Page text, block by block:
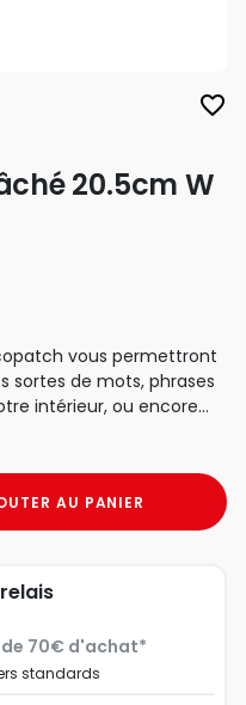
favorite_border
20.5cm W
vous permettront
sortes de mots, phrases
intérieur, ou encore...
AU PANIER
70€ d'achat*
standards